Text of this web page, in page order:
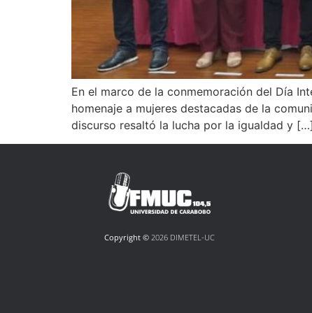
En el marco de la conmemoración del Día
homenaje a mujeres destacadas de la
discurso resaltó la lucha por la igualdad y […]
Copyright ©2026 DIMETEL-UC